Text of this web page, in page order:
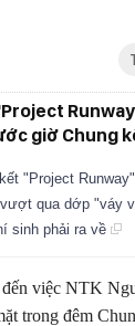
giờ Chung
"Project Runway"
qua dớp "váy
sinh phải ra về
việc NTK
trong đêm